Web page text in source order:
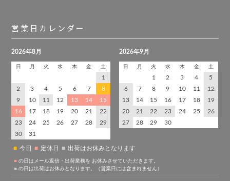
営業日カレンダー